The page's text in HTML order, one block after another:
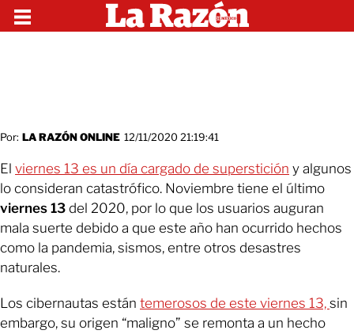
Por: LA RAZÓN ONLINE 12/11/2020 21:19:41
El viernes 13 es un día cargado de superstición y algunos
lo consideran catastrófico. Noviembre tiene el último
viernes 13 del 2020, por lo que los usuarios auguran
mala suerte debido a que este año han ocurrido hechos
como la pandemia, sismos, entre otros desastres
naturales.
Los cibernautas están temerosos de este viernes 13, sin
embargo, su origen “maligno” se remonta a un hecho